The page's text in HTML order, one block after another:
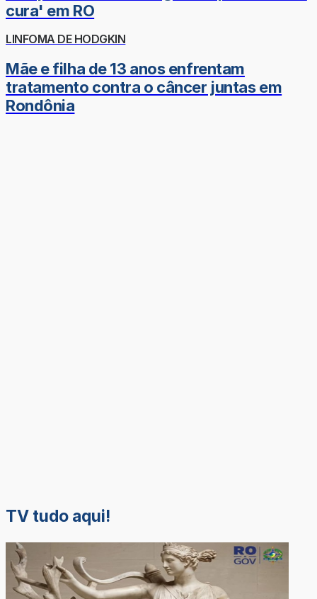
cura' em RO
LINFOMA DE HODGKIN
Mãe e filha de 13 anos enfrentam
tratamento contra o câncer juntas em
Rondônia
TV tudo aqui!